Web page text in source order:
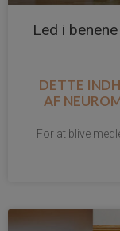
Led i
DETTE
AF
For at blive